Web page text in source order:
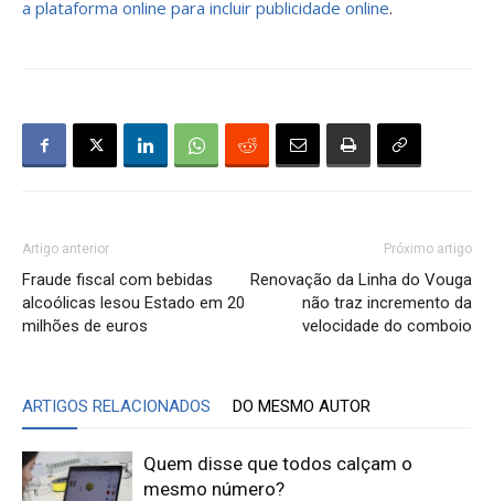
a plataforma online para incluir publicidade online.
Artigo anterior
Fraude fiscal com bebidas
alcoólicas lesou Estado em 20
milhões de euros
Próximo artigo
Renovação da Linha do Vouga
não traz incremento da
velocidade do comboio
ARTIGOS RELACIONADOS DO MESMO AUTOR
Quem disse que todos calçam o
mesmo número?